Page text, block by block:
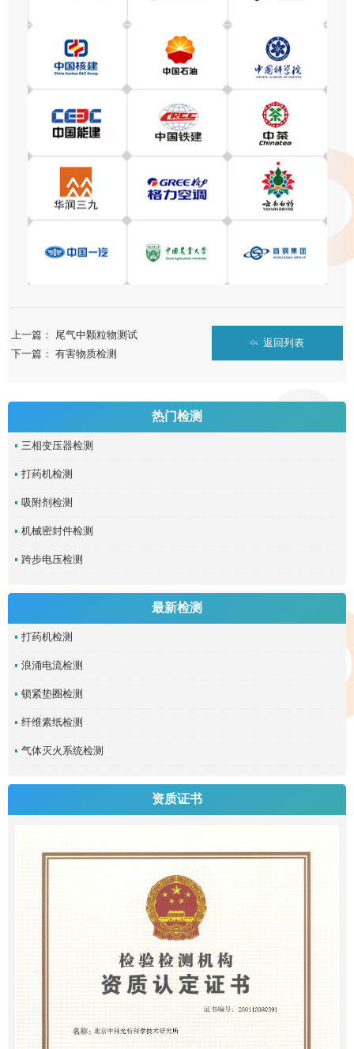
上一篇： 尾气中颗粒物测试
下一篇：有害物质检测
返回列表
热门检测
三相变压器检测
打药机检测
吸附剂检测
机械密封件检测
跨步电压检测
最新检测
打药机检测
浪涌电流检测
锁紧垫圈检测
纤维素纸检测
气体灭火系统检测
资质证书